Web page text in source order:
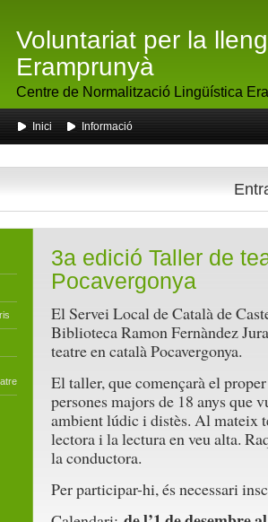
Voluntariat per la
Eramprunyà
Centre de Normalització Lingüística
Inici Informació
3a edició Taller de
Pocavergonya
El Servei Local de Català de
Biblioteca Ramon Fernàndez
teatre en català Pocavergonya.
El taller, que començarà el
persones majors de 18 anys que
ambient lúdic i distès. Al mateix
lectora i la lectura en veu alta.
la conductora.
Per participar-hi, és necessari